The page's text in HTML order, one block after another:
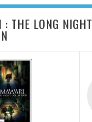
: THE LONG NIGHT